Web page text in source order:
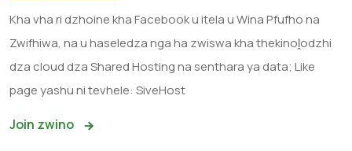
Kha vha ri dzhoine kha Facebook u itela u Wina Pfufho na
Zwifhiwa, na u haseledza nga ha zwiswa kha thekinoḽodzhi
dza cloud dza Shared Hosting na senthara ya data; Like
page yashu ni tevhele: SiveHost
Join zwino